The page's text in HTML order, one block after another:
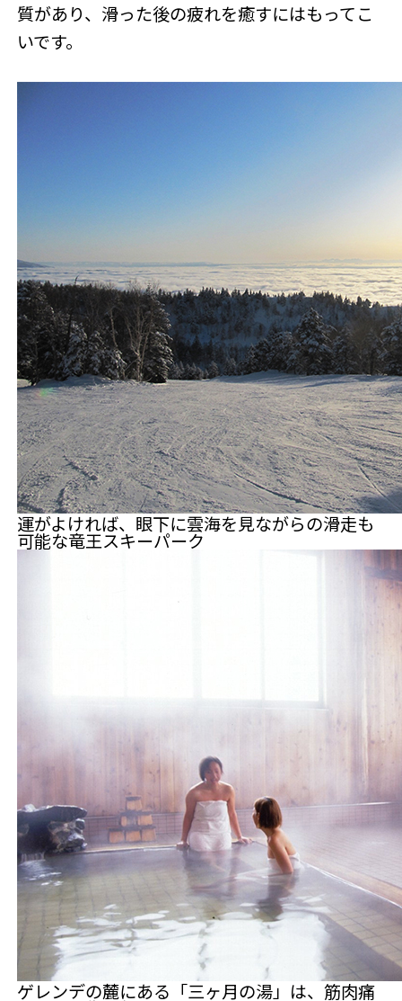
質があり、滑った後の疲れを癒すにはもってこ
いです。
運がよければ、眼下に雲海を見ながらの滑走も
可能な竜王スキーパーク
ゲレンデの麓にある「三ヶ月の湯」は、筋肉痛